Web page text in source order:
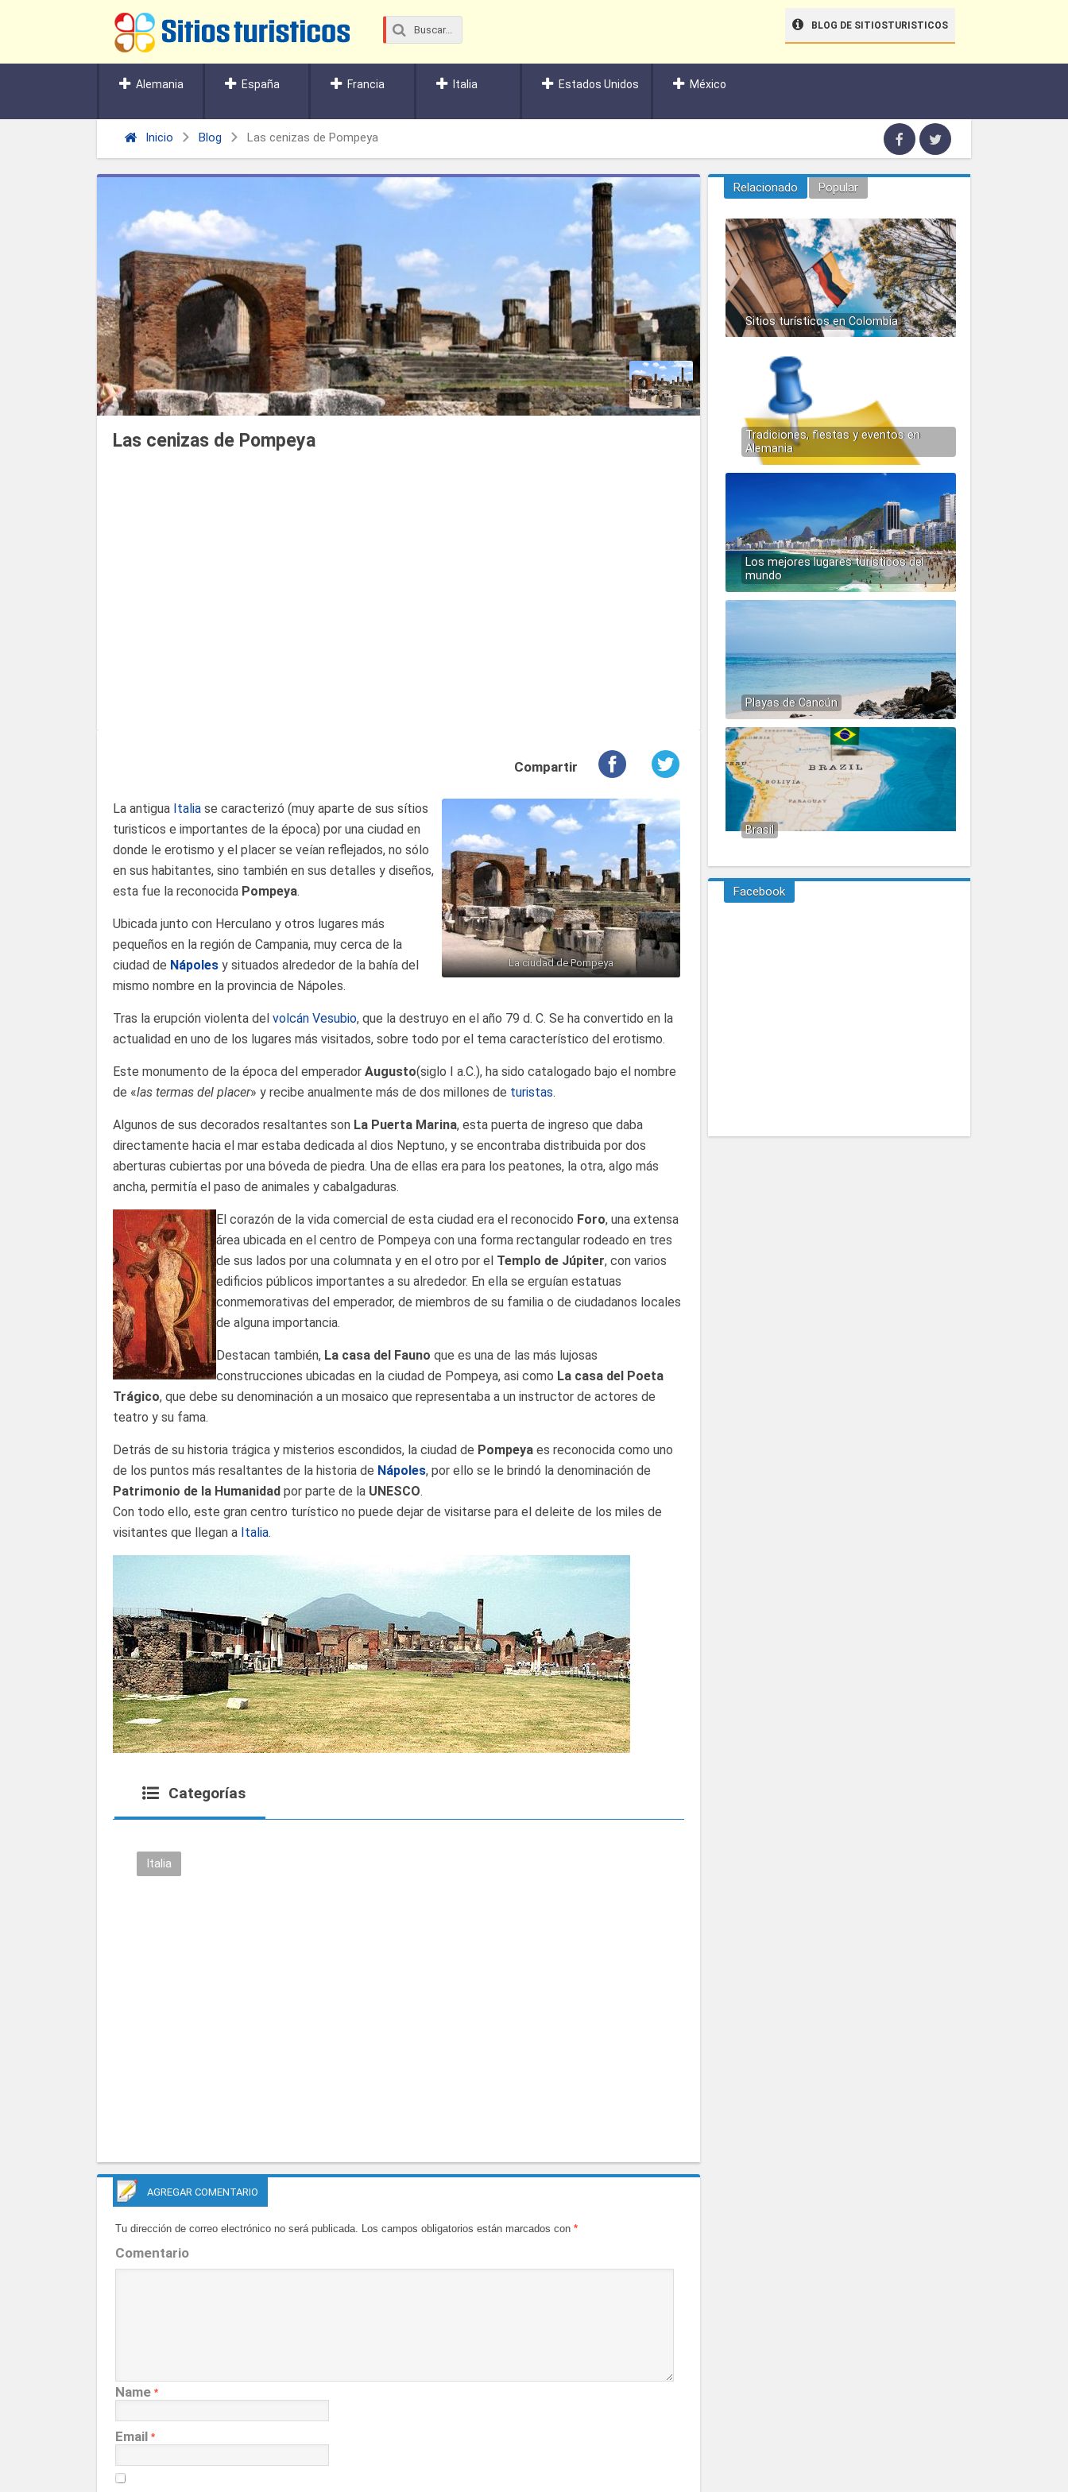
BLOG DE SITIOSTURISTICOS
Alemania España Francia Italia Estados Unidos México
Inicio Blog Las cenizas de Pompeya
Las cenizas de Pompeya
Compartir
La ciudad de Pompeya
La antigua Italia se caracterizó (muy aparte de sus sítios
turisticos e importantes de la época) por una ciudad en
donde le erotismo y el placer se veían reflejados, no sólo
en sus habitantes, sino también en sus detalles y diseños,
esta fue la reconocida Pompeya.
Ubicada junto con Herculano y otros lugares más
pequeños en la región de Campania, muy cerca de la
ciudad de Nápoles y situados alrededor de la bahía del
mismo nombre en la provincia de Nápoles.
Tras la erupción violenta del volcán Vesubio, que la destruyo en el año 79 d. C. Se ha convertido en la
actualidad en uno de los lugares más visitados, sobre todo por el tema característico del erotismo.
Este monumento de la época del emperador Augusto(siglo I a.C.), ha sido catalogado bajo el nombre
de «las termas del placer» y recibe anualmente más de dos millones de turistas.
Algunos de sus decorados resaltantes son La Puerta Marina, esta puerta de ingreso que daba
directamente hacia el mar estaba dedicada al dios Neptuno, y se encontraba distribuida por dos
aberturas cubiertas por una bóveda de piedra. Una de ellas era para los peatones, la otra, algo más
ancha, permitía el paso de animales y cabalgaduras.
El corazón de la vida comercial de esta ciudad era el reconocido Foro, una extensa
área ubicada en el centro de Pompeya con una forma rectangular rodeado en tres
de sus lados por una columnata y en el otro por el Templo de Júpiter, con varios
edificios públicos importantes a su alrededor. En ella se erguían estatuas
conmemorativas del emperador, de miembros de su familia o de ciudadanos locales
de alguna importancia.
Destacan también, La casa del Fauno que es una de las más lujosas
construcciones ubicadas en la ciudad de Pompeya, asi como La casa del Poeta
Trágico, que debe su denominación a un mosaico que representaba a un instructor de actores de
teatro y su fama.
Detrás de su historia trágica y misterios escondidos, la ciudad de Pompeya es reconocida como uno
de los puntos más resaltantes de la historia de Nápoles, por ello se le brindó la denominación de
Patrimonio de la Humanidad por parte de la UNESCO.
Con todo ello, este gran centro turístico no puede dejar de visitarse para el deleite de los miles de
visitantes que llegan a Italia.
Categorías
Italia
AGREGAR COMENTARIO
Tu dirección de correo electrónico no será publicada. Los campos obligatorios están marcados con *
Comentario
Name *
Email *
Relacionado Popular
Sitios turísticos en Colombia
Tradiciones, fiestas y eventos en
Alemania
Los mejores lugares turísticos del
mundo
Playas de Cancún
Brasil
Facebook